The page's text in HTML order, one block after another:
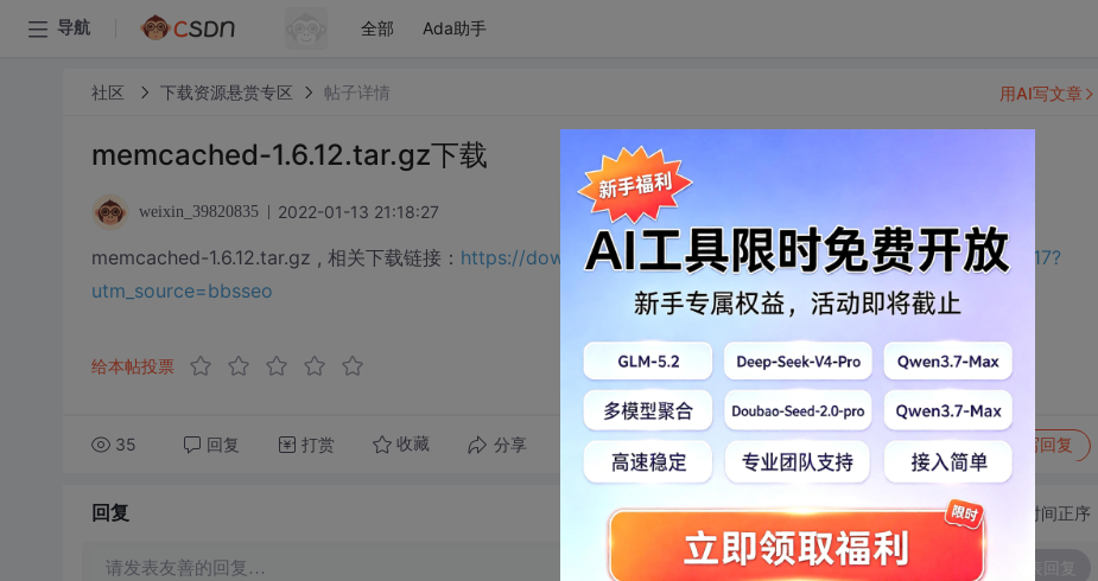
导航 全部 Ada助手
社区 下载资源悬赏专区 帖子详情
memcached-1.6.12.tar.gz下载
weixin_39820835 2022-01-13 21:18:27
memcached-1.6.12.tar.gz , 相关下载链接： https://download.csdn.net/download/weixin_43800734/75573317?
utm_source=bbsseo
给本帖投票
35 回复 打赏 收藏 分享 转发到动态 举报 写回复
用AI写文章
回复 切换为时间正序
请发表友善的回复…